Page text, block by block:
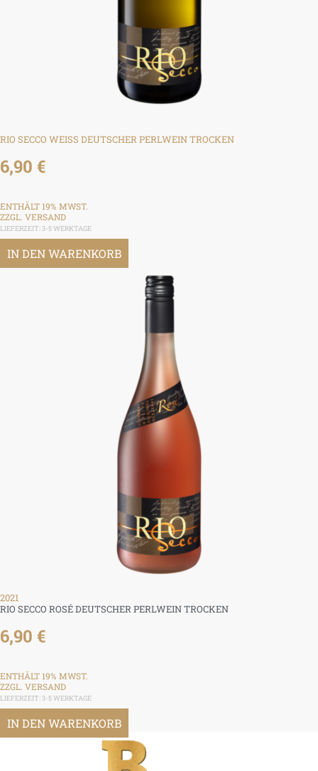
RIO SECCO WEISS DEUTSCHER PERLWEIN TROCKEN
6,90 €
ENTHÄLT 19% MWST.
ZZGL. VERSAND
LIEFERZEIT: 3-5 WERKTAGE
IN DEN WARENKORB
2021
RIO SECCO ROSÉ DEUTSCHER PERLWEIN TROCKEN
6,90 €
ENTHÄLT 19% MWST.
ZZGL. VERSAND
LIEFERZEIT: 3-5 WERKTAGE
IN DEN WARENKORB